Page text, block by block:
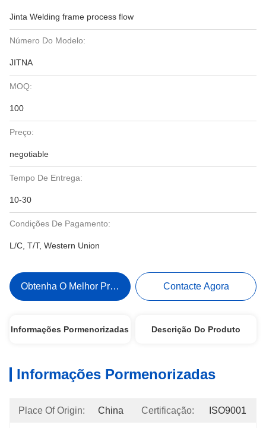
Jinta Welding frame process flow
Número Do Modelo:
JITNA
MOQ:
100
Preço:
negotiable
Tempo De Entrega:
10-30
Condições De Pagamento:
L/C, T/T, Western Union
Obtenha O Melhor Preço Contacte Agora
Informações Pormenorizadas Descrição Do Produto
Informações Pormenorizadas
Place Of Origin: China Certificação: ISO9001